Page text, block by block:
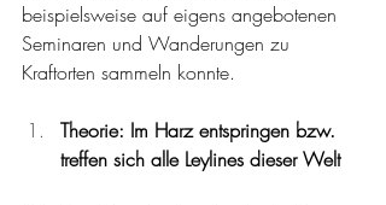
beispielsweise auf eigens angebotenen
Seminaren und Wanderungen zu
Kraftorten sammeln konnte.
Theorie: Im Harz entspringen bzw.
treffen sich alle Leylines dieser Welt